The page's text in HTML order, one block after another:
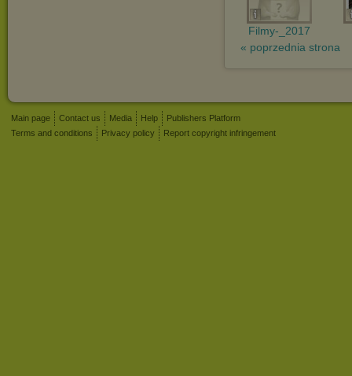
Filmy-_2017
« poprzednia strona
Main page Contact us Media Help
Publishers Platform
Terms and conditions
Privacy policy Report copyright infringement